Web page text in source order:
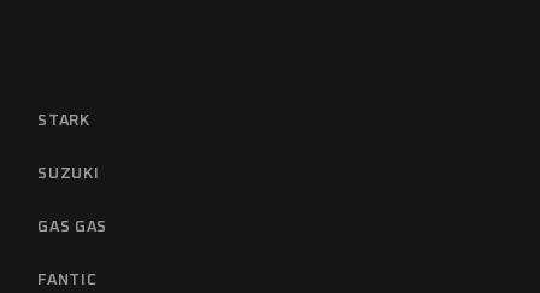
STARK
SUZUKI
GAS GAS
FANTIC